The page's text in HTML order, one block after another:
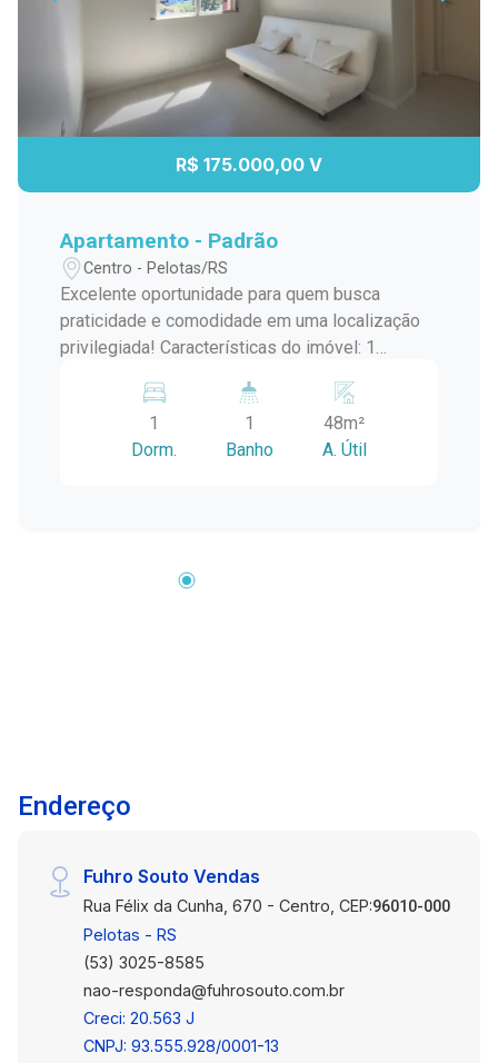
R$ 175.000,00 V
Apartamento - Padrão
Centro - Pelotas/RS
Excelente oportunidade para quem busca
praticidade e comodidade em uma localização
privilegiada! Características do imóvel: 1
estar confortável Cozinha funcional Banheiro
completo Lavanderia separada Localizado no
centro, com fácil acesso a comércios, serviços
1
Dorm.
1
Banho
48m²
A. Útil
Endereço
Fuhro Souto Vendas
Rua Félix da Cunha, 670 - Centro, CEP:96010-000
Pelotas - RS
(53) 3025-8585
nao-responda@fuhrosouto.com.br
Creci: 20.563 J
CNPJ: 93.555.928/0001-13